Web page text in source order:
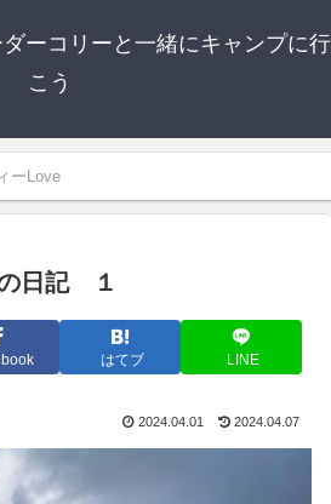
ーコリーと一緒にキャンプに行
こう
ーLove
日記 １
はてブ LINE
2024.04.01 2024.04.07